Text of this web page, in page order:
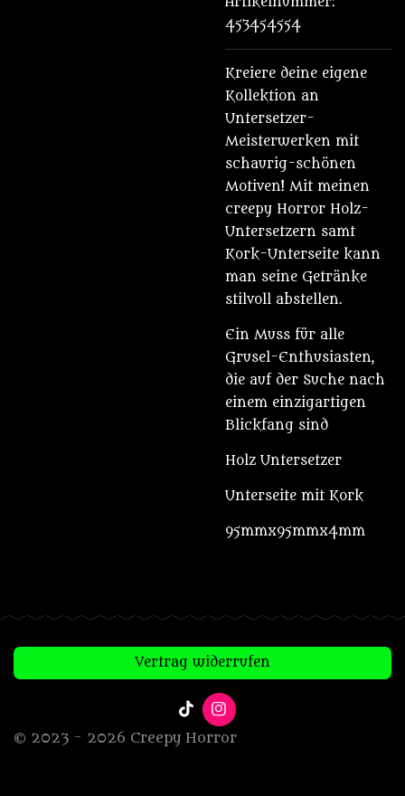
453454554
Kreiere deine eigene
Kollektion an
Untersetzer-
Meisterwerken mit
schaurig-schönen
Motiven! Mit meinen
creepy Horror Holz-
Untersetzern samt
Kork-Unterseite kann
man seine Getränke
stilvoll abstellen.
Ein Muss für alle
Grusel-Enthusiasten,
die auf der Suche nach
einem einzigartigen
Blickfang sind
Holz Untersetzer
Unterseite mit Kork
95mmx95mmx4mm
Vertrag widerrufen
T
i
k
I
n
s
© 2023 - 2026 Creepy Horror